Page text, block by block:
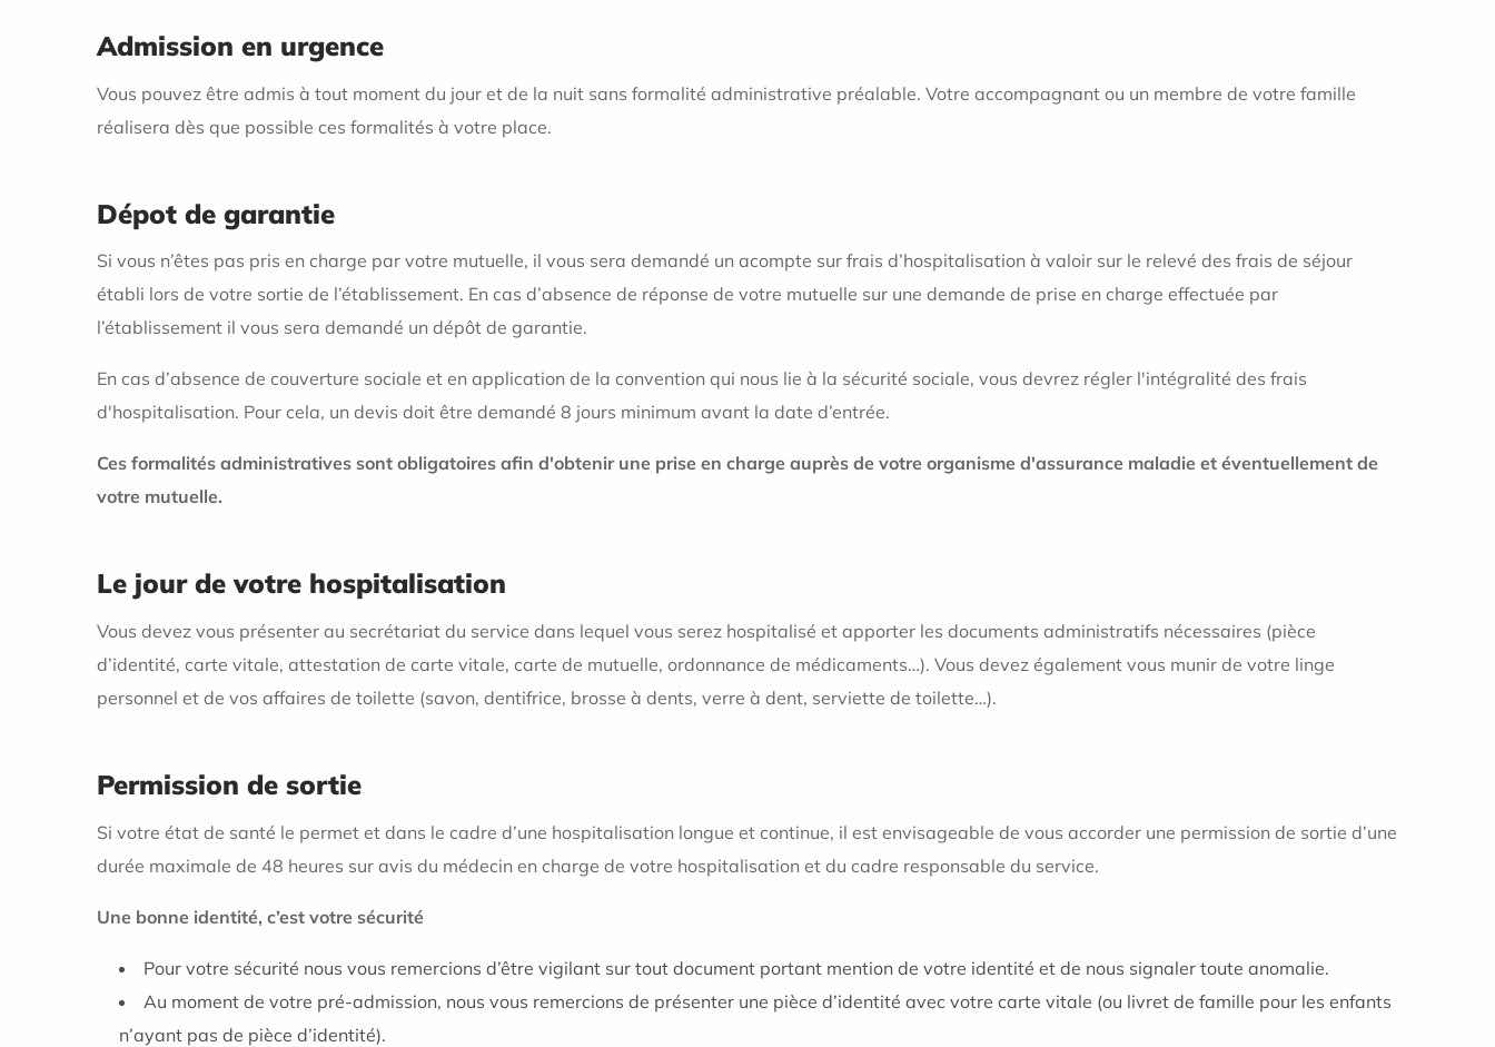
Admission en urgence
Vous pouvez être admis à tout moment du jour et de la nuit sans formalité administrative préalable. Votre accompagnant ou un membre de votre famille
réalisera dès que possible ces formalités à votre place.
Dépot de garantie
Si vous n’êtes pas pris en charge par votre mutuelle, il vous sera demandé un acompte sur frais d’hospitalisation à valoir sur le relevé des frais de séjour
établi lors de votre sortie de l’établissement. En cas d’absence de réponse de votre mutuelle sur une demande de prise en charge effectuée par
l’établissement il vous sera demandé un dépôt de garantie.
En cas d’absence de couverture sociale et en application de la convention qui nous lie à la sécurité sociale, vous devrez régler l'intégralité des frais
d'hospitalisation. Pour cela, un devis doit être demandé 8 jours minimum avant la date d’entrée.
Ces formalités administratives sont obligatoires afin d'obtenir une prise en charge auprès de votre organisme d'assurance maladie et éventuellement de
votre mutuelle.
Le jour de votre hospitalisation
Vous devez vous présenter au secrétariat du service dans lequel vous serez hospitalisé et apporter les documents administratifs nécessaires (pièce
d’identité, carte vitale, attestation de carte vitale, carte de mutuelle, ordonnance de médicaments…). Vous devez également vous munir de votre linge
personnel et de vos affaires de toilette (savon, dentifrice, brosse à dents, verre à dent, serviette de toilette…).
Permission de sortie
Si votre état de santé le permet et dans le cadre d’une hospitalisation longue et continue, il est envisageable de vous accorder une permission de sortie d’une
durée maximale de 48 heures sur avis du médecin en charge de votre hospitalisation et du cadre responsable du service.
Une bonne identité, c’est votre sécurité
Pour votre sécurité nous vous remercions d’être vigilant sur tout document portant mention de votre identité et de nous signaler toute anomalie.
Au moment de votre pré-admission, nous vous remercions de présenter une pièce d’identité avec votre carte vitale (ou livret de famille pour les enfants
n’ayant pas de pièce d’identité).